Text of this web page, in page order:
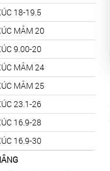
18-19.5
MÂM 20
9.00-20
MÂM 24
MÂM 25
23.1-26
16.9-28
16.9-30